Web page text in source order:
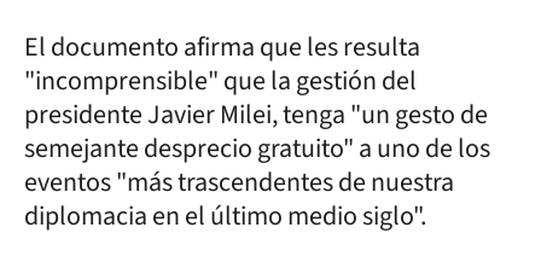
El documento afirma que les resulta
"incomprensible" que la gestión del
presidente Javier Milei, tenga "un gesto de
semejante desprecio gratuito" a uno de los
eventos "más trascendentes de nuestra
diplomacia en el último medio siglo".